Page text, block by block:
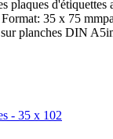
plaques d'étiquettes
35 x 75
planches DIN